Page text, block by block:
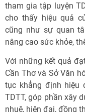
tham gia tập luyện
cho thấy hiệu quả
cũng như sự quan
nâng cao sức khỏe,
Với những kết quả
Cần Thơ và Sở Văn
tục khẳng định hiệu
TDTT, góp phần xây
nhuệ, hiện đại, đồng